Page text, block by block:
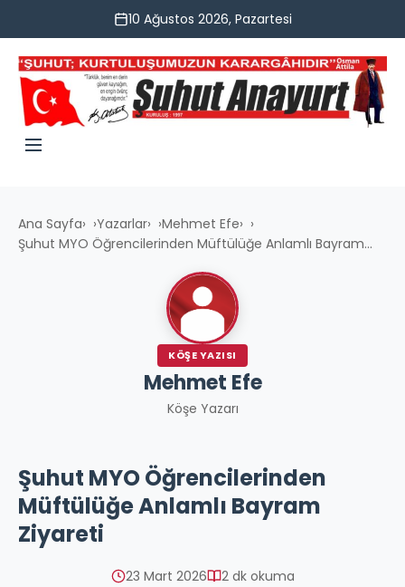
10 Ağustos 2026, Pazartesi
Ana Sayfa› Yazarlar› Mehmet Efe›
Şuhut MYO Öğrencilerinden Müftülüğe Anlamlı Bayram...
KÖŞE YAZISI
Mehmet Efe
Köşe Yazarı
Şuhut MYO Öğrencilerinden
Müftülüğe Anlamlı Bayram
Ziyareti
23 Mart 2026 2 dk okuma